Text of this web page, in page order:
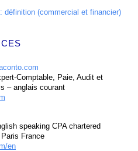
définition (commercial et financier)
Comptable, Paie, Audit et
– anglais courant
speaking CPA chartered
France
en